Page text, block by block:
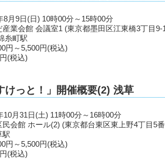
8月9日(日) 10時00分～15時00分
業会館 会議室1 (東京都墨田区江東橋3丁目9-
糸町駅
円～5,500円(税込)
(税込)
けっと！」開催概要(2) 浅草
10月31日(土) 11時00分～16時00分
会館 ホール(2) (東京都台東区東上野4丁目5
駅
円～5,500円(税込)
(税込)